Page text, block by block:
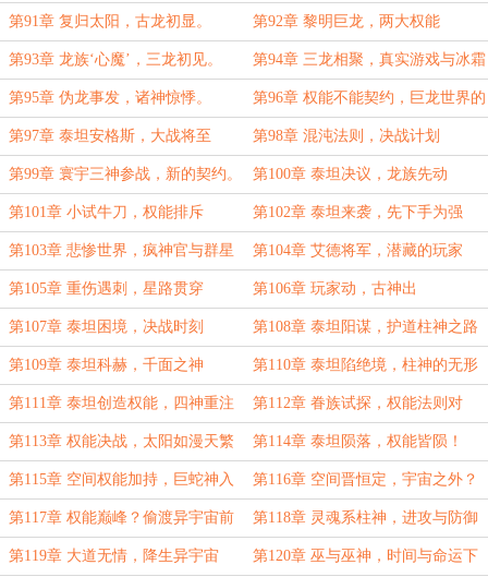
第91章 复归太阳，古龙初显。 第92章 黎明巨龙，两大权能
第93章 龙族‘心魔’，三龙初见。 第94章 三龙相聚，真实游戏与冰霜
巨龙隐秘
第95章 伪龙事发，诸神惊悸。 第96章 权能不能契约，巨龙世界的
欢呼
第97章 泰坦安格斯，大战将至 第98章 混沌法则，决战计划
第99章 寰宇三神参战，新的契约。 第100章 泰坦决议，龙族先动
第101章 小试牛刀，权能排斥 第102章 泰坦来袭，先下手为强
第103章 悲惨世界，疯神官与群星
帝国降临前奏
第104章 艾德将军，潜藏的玩家
第105章 重伤遇刺，星路贯穿 第106章 玩家动，古神出
第107章 泰坦困境，决战时刻 第108章 泰坦阳谋，护道柱神之路
第109章 泰坦科赫，千面之神 第110章 泰坦陷绝境，柱神的无形
考验
第111章 泰坦创造权能，四神重注
一战
第112章 眷族试探，权能法则对
碰！
第113章 权能决战，太阳如漫天繁
星
第114章 泰坦陨落，权能皆陨！
第115章 空间权能加持，巨蛇神入
权能
第116章 空间晋恒定，宇宙之外？
第117章 权能巅峰？偷渡异宇宙前
奏
第118章 灵魂系柱神，进攻与防御
第119章 大道无情，降生异宇宙 第120章 巫与巫神，时间与命运下